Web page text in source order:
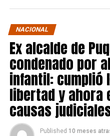
NACIONAL
Ex alcalde de
condenado por
infantil: cumplió
libertad y ahora
causas
Published 10 meses